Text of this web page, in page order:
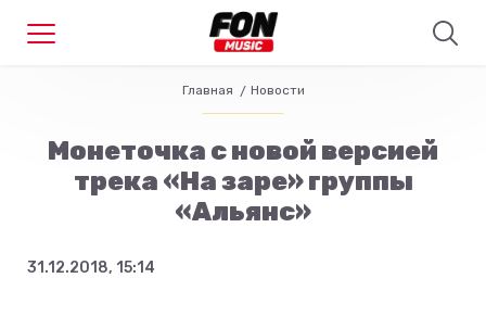
Главная Новости
Монеточка с новой версией
трека «На заре» группы
«Альянс»
31.12.2018, 15:14